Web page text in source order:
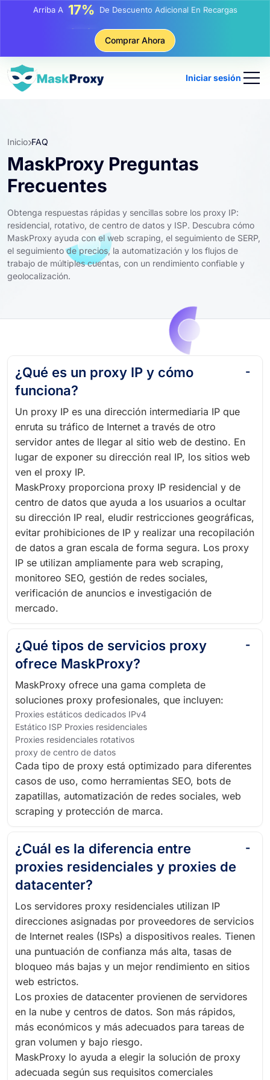
17% De Descuento Adicional En Recargas
25% Descuento En Compras Estáticas IP
Comprar Ahora
Iniciar sesión
Inicio FAQ
MaskProxy Preguntas
Frecuentes
Obtenga respuestas rápidas y sencillas sobre los proxy IP:
residencial, rotativo, de centro de datos y ISP. Descubra cómo
MaskProxy ayuda con el web scraping, el seguimiento de SERP,
el seguimiento de precios, la automatización y los flujos de
trabajo de múltiples cuentas, con un rendimiento confiable y
geolocalización.
¿Qué es un proxy IP y cómo
funciona?
Un proxy IP es una dirección intermediaria IP que
enruta su tráfico de Internet a través de otro
servidor antes de llegar al sitio web de destino. En
lugar de exponer su dirección real IP, los sitios web
ven el proxy IP.
MaskProxy proporciona proxy IP residencial y de
centro de datos que ayuda a los usuarios a ocultar
su dirección IP real, eludir restricciones geográficas,
evitar prohibiciones de IP y realizar una recopilación
de datos a gran escala de forma segura. Los proxy
IP se utilizan ampliamente para web scraping,
monitoreo SEO, gestión de redes sociales,
verificación de anuncios e investigación de
mercado.
¿Qué tipos de servicios proxy
ofrece MaskProxy?
MaskProxy ofrece una gama completa de
soluciones proxy profesionales, que incluyen:
Proxies estáticos dedicados IPv4
Estático ISP Proxies residenciales
Proxies residenciales rotativos
proxy de centro de datos
Cada tipo de proxy está optimizado para diferentes
casos de uso, como herramientas SEO, bots de
zapatillas, automatización de redes sociales, web
scraping y protección de marca.
¿Cuál es la diferencia entre
proxies residenciales y proxies de
datacenter?
Los servidores proxy residenciales utilizan IP
direcciones asignadas por proveedores de servicios
de Internet reales (ISPs) a dispositivos reales. Tienen
una puntuación de confianza más alta, tasas de
bloqueo más bajas y un mejor rendimiento en sitios
web estrictos.
Los proxies de datacenter provienen de servidores
en la nube y centros de datos. Son más rápidos,
más económicos y más adecuados para tareas de
gran volumen y bajo riesgo.
MaskProxy lo ayuda a elegir la solución de proxy
adecuada según sus requisitos comerciales